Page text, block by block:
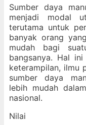
Sumber daya
menjadi modal
terutama untuk
banyak orang
mudah bagi
bangsanya. Hal
keterampilan, ilmu
sumber daya
lebih mudah
nasional.
Nilai